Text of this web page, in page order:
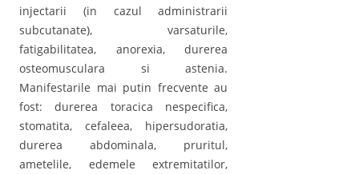
injectarii (in cazul administrarii
subcutanate), varsaturile,
fatigabilitatea, anorexia, durerea
osteomusculara si astenia.
Manifestarile mai putin frecvente au
fost: durerea toracica nespecifica,
stomatita, cefaleea, hipersudoratia,
durerea abdominala, pruritul,
ametelile, edemele extremitatilor,